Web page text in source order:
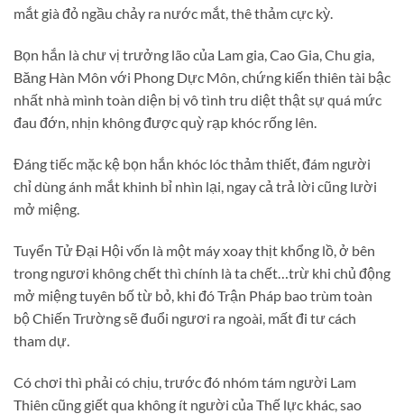
mắt già đỏ ngầu chảy ra nước mắt, thê thảm cực kỳ.
Bọn hắn là chư vị trưởng lão của Lam gia, Cao Gia, Chu gia,
Băng Hàn Môn với Phong Dực Môn, chứng kiến thiên tài bậc
nhất nhà mình toàn diện bị vô tình tru diệt thật sự quá mức
đau đớn, nhịn không được quỳ rạp khóc rống lên.
Đáng tiếc mặc kệ bọn hắn khóc lóc thảm thiết, đám người
chỉ dùng ánh mắt khinh bỉ nhìn lại, ngay cả trả lời cũng lười
mở miệng.
Tuyển Tử Đại Hội vốn là một máy xoay thịt khổng lồ, ở bên
trong ngươi không chết thì chính là ta chết…trừ khi chủ động
mở miệng tuyên bố từ bỏ, khi đó Trận Pháp bao trùm toàn
bộ Chiến Trường sẽ đuổi ngươi ra ngoài, mất đi tư cách
tham dự.
Có chơi thì phải có chịu, trước đó nhóm tám người Lam
Thiên cũng giết qua không ít người của Thế lực khác, sao